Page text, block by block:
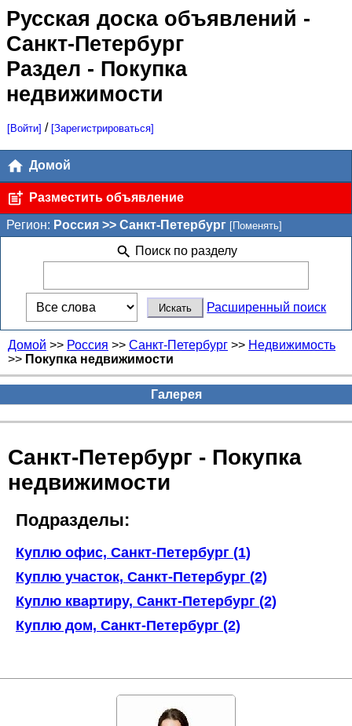
Русская доска объявлений -
Санкт-Петербург
Раздел - Покупка
недвижимости
[Войти] / [Зарегистрироваться]
Домой
Разместить объявление
Регион: Россия >> Санкт-Петербург [Поменять]
Поиск по разделу
Расширенный поиск
Домой >> Россия >> Санкт-Петербург >> Недвижимость
>> Покупка недвижимости
Галерея
Санкт-Петербург - Покупка
недвижимости
Подразделы:
Куплю офис, Санкт-Петербург (1)
Куплю участок, Санкт-Петербург (2)
Куплю квартиру, Санкт-Петербург (2)
Куплю дом, Санкт-Петербург (2)